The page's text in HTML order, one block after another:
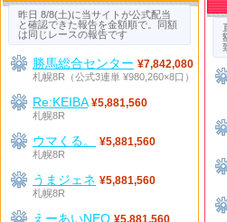
昨日 8/8(土)に当サイトが公式配当
と確認できた報告を金額順で。同額
は同じレースの報告です
勝馬総合センター ¥7,842,080
札幌8R（公式3連単 ¥980,260×8口）
Re:KEIBA ¥5,881,560
札幌8R
ウマくる。
¥5,881,560
札幌8R
うまジェネ ¥5,881,560
札幌8R
えーあいNEO ¥5,881,560